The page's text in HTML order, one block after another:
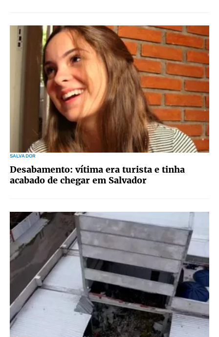
SALVADOR
Desabamento: vítima era turista e tinha
acabado de chegar em Salvador